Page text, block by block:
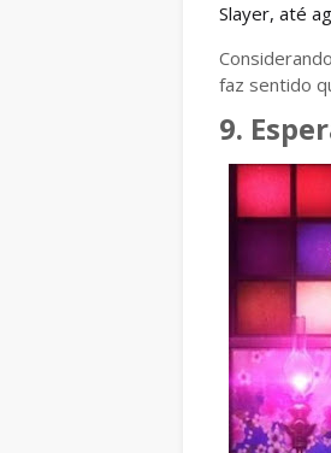
Slayer, até
faz sentido
9.